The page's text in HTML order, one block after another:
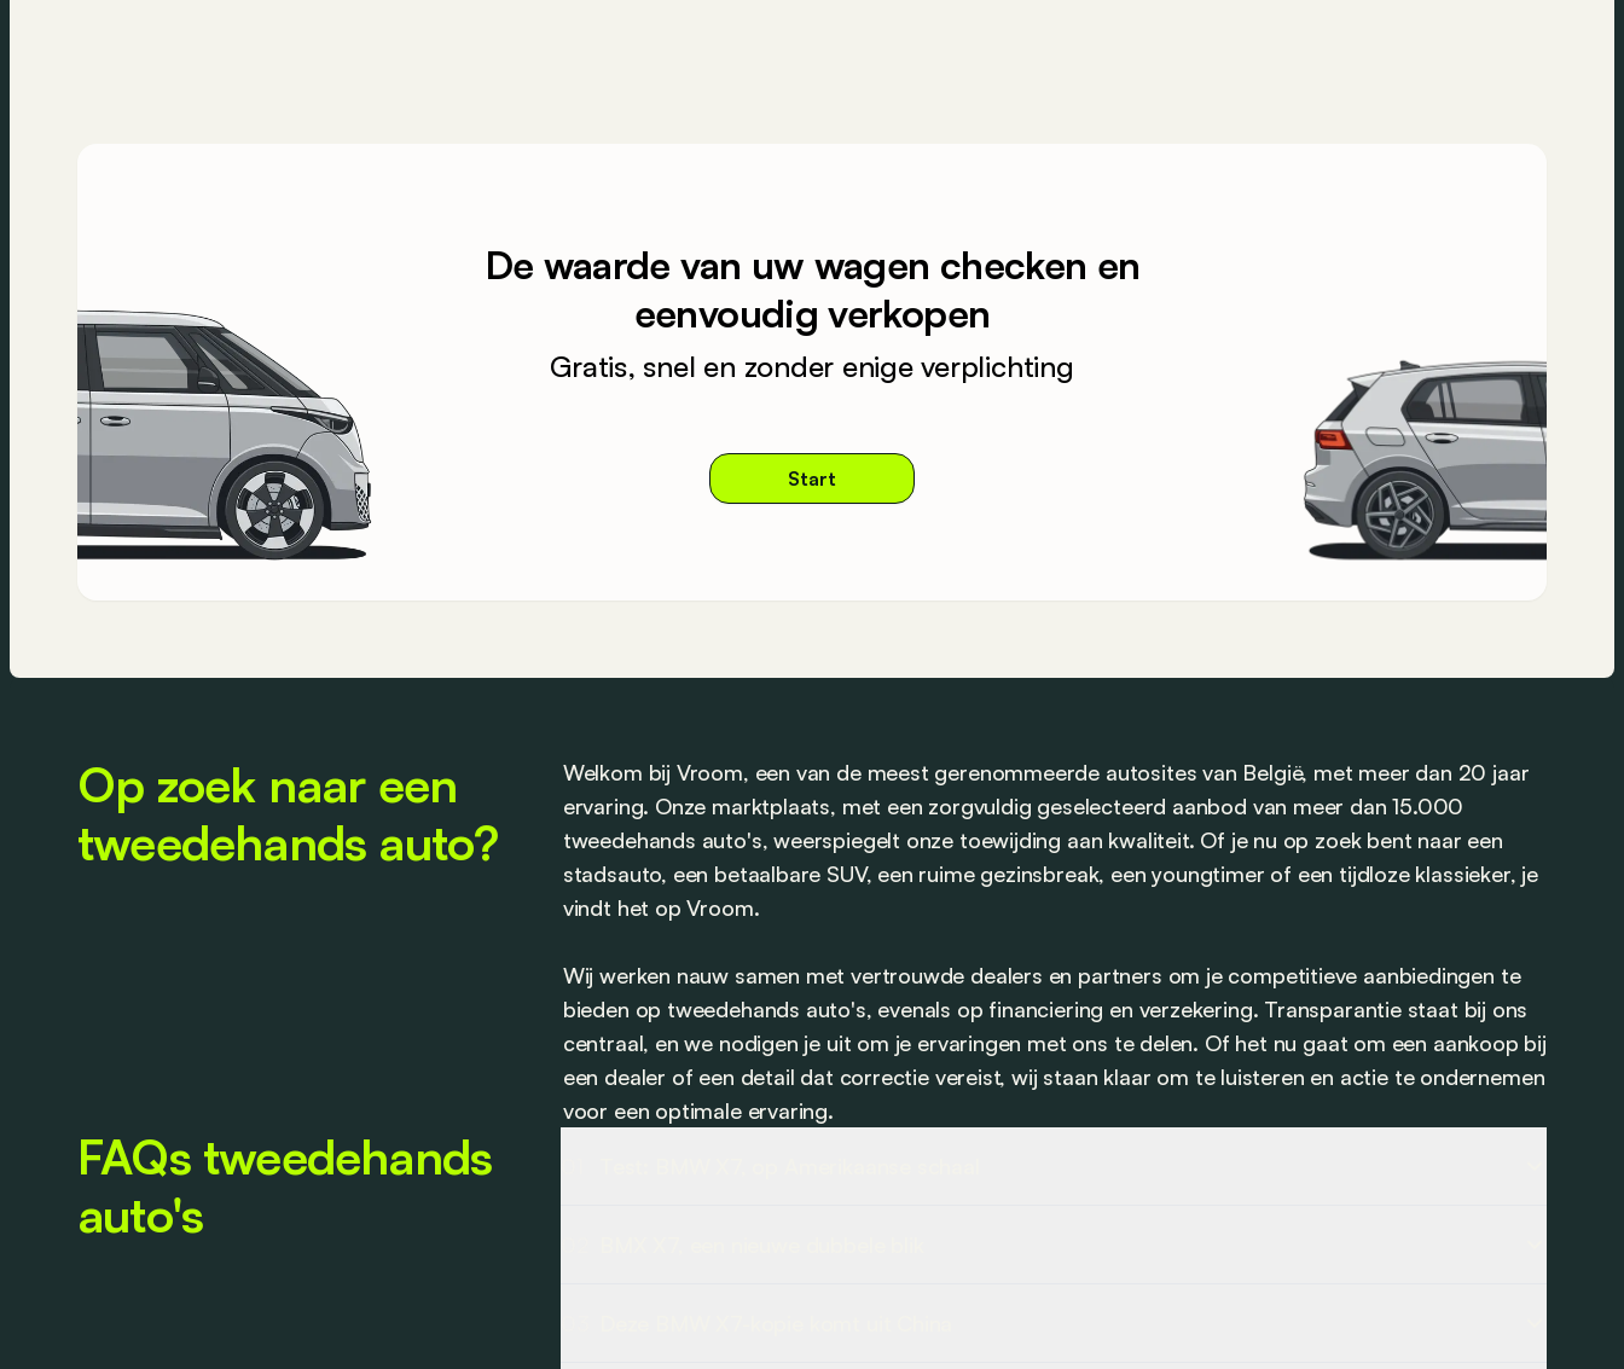
De waarde van uw wagen checken en
eenvoudig verkopen
Gratis, snel en zonder enige verplichting
Start
Op zoek naar een
tweedehands auto?
Welkom bij Vroom, een van de meest gerenommeerde autosites van België, met meer dan 20 jaar
ervaring. Onze marktplaats, met een zorgvuldig geselecteerd aanbod van meer dan 15.000
tweedehands auto's, weerspiegelt onze toewijding aan kwaliteit. Of je nu op zoek bent naar een
stadsauto, een betaalbare SUV, een ruime gezinsbreak, een youngtimer of een tijdloze klassieker, je
vindt het op Vroom.
Wij werken nauw samen met vertrouwde dealers en partners om je competitieve aanbiedingen te
bieden op tweedehands auto's, evenals op financiering en verzekering. Transparantie staat bij ons
centraal, en we nodigen je uit om je ervaringen met ons te delen. Of het nu gaat om een aankoop bij
een dealer of een detail dat correctie vereist, wij staan klaar om te luisteren en actie te ondernemen
voor een optimale ervaring.
FAQs tweedehands
auto's